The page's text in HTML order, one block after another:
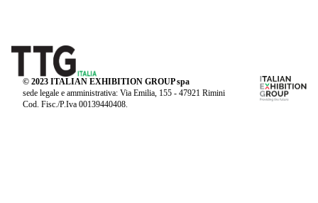
© 2023 ITALIAN EXHIBITION GROUP spa
sede legale e amministrativa: Via Emilia, 155 - 47921 Rimini
Cod. Fisc./P.Iva 00139440408.